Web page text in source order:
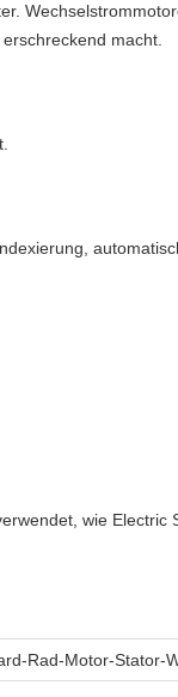
macht.
wie Electric
Rad-Motor-Stator-